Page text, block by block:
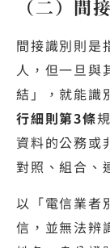
（二）間
間接識別則是
人，但一旦與
結」，就能識
行細則第3條
資料的公務或
對照、組合、
以「電信業者
信，並無法辨